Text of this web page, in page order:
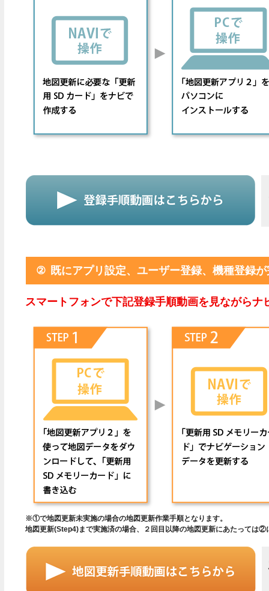
② 既にアプリ設定、ユーザー登録、機種登録
スマートフォンで下記登録手順動画を見ながら
※①で地図更新未実施の場合の地図更新作業手順となります。
地図更新(Step4)まで実施済の場合、２回目以降の地図更新にあたっては